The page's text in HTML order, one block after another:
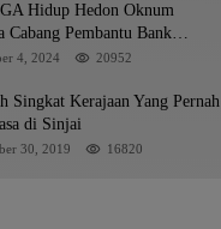
Hidup Hedon Oknum
Cabang Pembantu Bank
Indonesia Unit Hasan Basri di
Hingga Milyaran Rupiah
Giro Tidak Terdaftar, OJK
Bertemu Tanggal 11
4, 2024 20952
Singkat Kerajaan Yang Pernah
di Sinjai
30, 2019 16820